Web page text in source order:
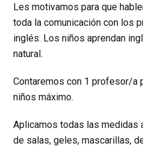
​Les motivamos para que
toda la comunicación con los
inglés. Los niños aprendan
natural.
Contaremos con 1 profesor/a
niños máximo.
Aplicamos todas las medidas
de salas, geles, mascarillas,